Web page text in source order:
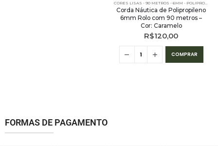
CORES LISAS - 90 METROS - 6MM - POLIPROPILENO
Corda Náutica de Polipropileno
6mm Rolo com 90 metros –
Cor: Caramelo
R$120,00
COMPRAR
FORMAS DE PAGAMENTO